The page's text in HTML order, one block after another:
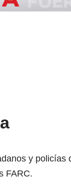
y policías
FARC.